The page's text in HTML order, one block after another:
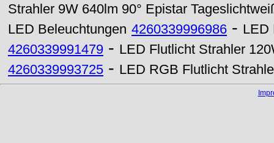
Strahler 9W 640lm 90° Epistar
LED Beleuchtungen 4260339996986 - LED
4260339991479 - LED Flutlicht Strahler
4260339993725 - LED RGB Flutlicht